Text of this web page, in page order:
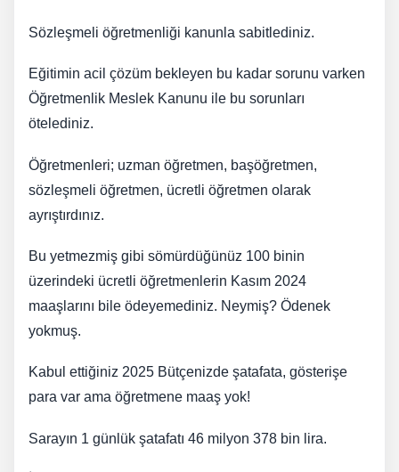
Sözleşmeli öğretmenliği kanunla sabitlediniz.
Eğitimin acil çözüm bekleyen bu kadar sorunu varken
Öğretmenlik Meslek Kanunu ile bu sorunları
ötelediniz.
Öğretmenleri; uzman öğretmen, başöğretmen,
sözleşmeli öğretmen, ücretli öğretmen olarak
ayrıştırdınız.
Bu yetmezmiş gibi sömürdüğünüz 100 binin
üzerindeki ücretli öğretmenlerin Kasım 2024
maaşlarını bile ödeyemediniz. Neymiş? Ödenek
yokmuş.
Kabul ettiğiniz 2025 Bütçenizde şatafata, gösterişe
para var ama öğretmene maaş yok!
Sarayın 1 günlük şatafatı 46 milyon 378 bin lira.